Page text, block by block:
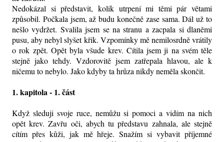
Nedokázal si představit, kolik utrpení mi těmi pár větami
způsobil. Počkala jsem, až budu konečně zase sama. Dál už to
nešlo vydržet. Svalila jsem se na stranu a zacpala si dlaněmi
pusu, aby nebyl slyšet křik. Vzpomínky mě nemilosrdně vrátily
o rok zpět. Opět byla všude krev. Cítila jsem ji na svém těle
stejně jako tehdy. Vzdorovitě jsem zatřepala hlavou, ale k
ničemu to nebylo. Jako kdyby ta hrůza nikdy neměla skončit.
1. kapitola - 1. část
Když sleduji svoje ruce, nemůžu si pomoci a vidím na nich
opět krev. Zavřu oči, abych tu představu zahnala, ale stejně
cítím přes kůži, jak mě hřeje. Snažím si vybavit příjemné